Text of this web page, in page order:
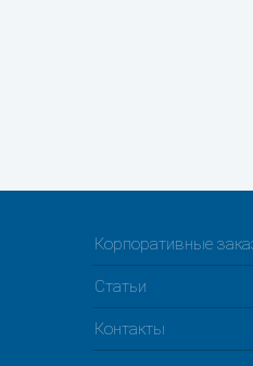
Корпоративные
Статьи
Контакты